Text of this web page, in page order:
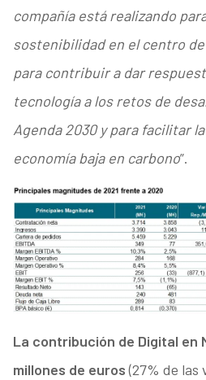
compañía está realizando
sostenibilidad en el centro
para contribuir a dar
tecnología a los retos de
Agenda 2030 y para facilitar
economía baja en carbono”.
La contribución de Digital en
millones de euros(27% de las